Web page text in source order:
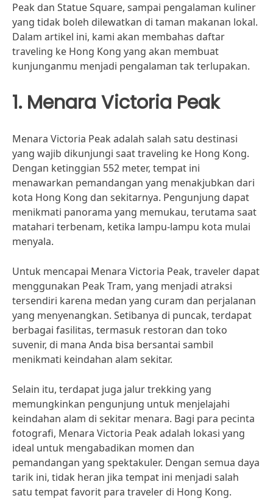
Peak dan Statue Square, sampai pengalaman kuliner
yang tidak boleh dilewatkan di taman makanan lokal.
Dalam artikel ini, kami akan membahas daftar
traveling ke Hong Kong yang akan membuat
kunjunganmu menjadi pengalaman tak terlupakan.
1. Menara Victoria Peak
Menara Victoria Peak adalah salah satu destinasi
yang wajib dikunjungi saat traveling ke Hong Kong.
Dengan ketinggian 552 meter, tempat ini
menawarkan pemandangan yang menakjubkan dari
kota Hong Kong dan sekitarnya. Pengunjung dapat
menikmati panorama yang memukau, terutama saat
matahari terbenam, ketika lampu-lampu kota mulai
menyala.
Untuk mencapai Menara Victoria Peak, traveler dapat
menggunakan Peak Tram, yang menjadi atraksi
tersendiri karena medan yang curam dan perjalanan
yang menyenangkan. Setibanya di puncak, terdapat
berbagai fasilitas, termasuk restoran dan toko
suvenir, di mana Anda bisa bersantai sambil
menikmati keindahan alam sekitar.
Selain itu, terdapat juga jalur trekking yang
memungkinkan pengunjung untuk menjelajahi
keindahan alam di sekitar menara. Bagi para pecinta
fotografi, Menara Victoria Peak adalah lokasi yang
ideal untuk mengabadikan momen dan
pemandangan yang spektakuler. Dengan semua daya
tarik ini, tidak heran jika tempat ini menjadi salah
satu tempat favorit para traveler di Hong Kong.